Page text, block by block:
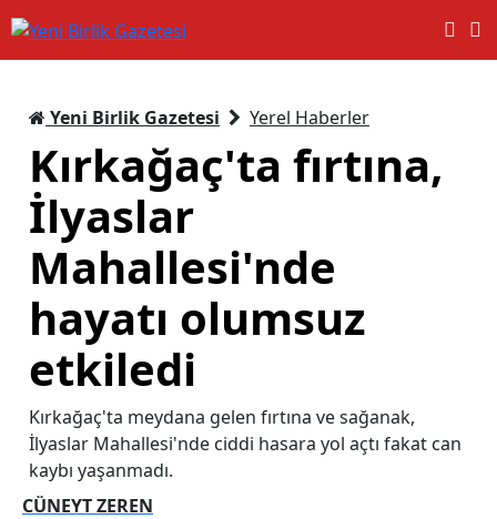
Yeni Birlik Gazetesi Yerel Haberler
Kırkağaç'ta fırtına,
İlyaslar
Mahallesi'nde
hayatı olumsuz
etkiledi
Kırkağaç'ta meydana gelen fırtına ve sağanak,
İlyaslar Mahallesi'nde ciddi hasara yol açtı fakat can
kaybı yaşanmadı.
CÜNEYT ZEREN